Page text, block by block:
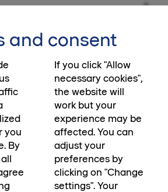
→
and consent
you
By
If you click "Allow
necessary cookies",
the website will
work but your
experience may be
affected. You can
adjust your
preferences by
clicking on "Change
settings". Your